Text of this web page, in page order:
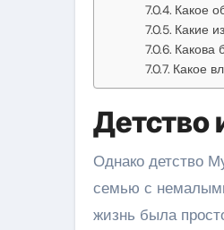
Какое
Какие
Какова
Какое
Детство
Однако детство
семью с
жизнь была